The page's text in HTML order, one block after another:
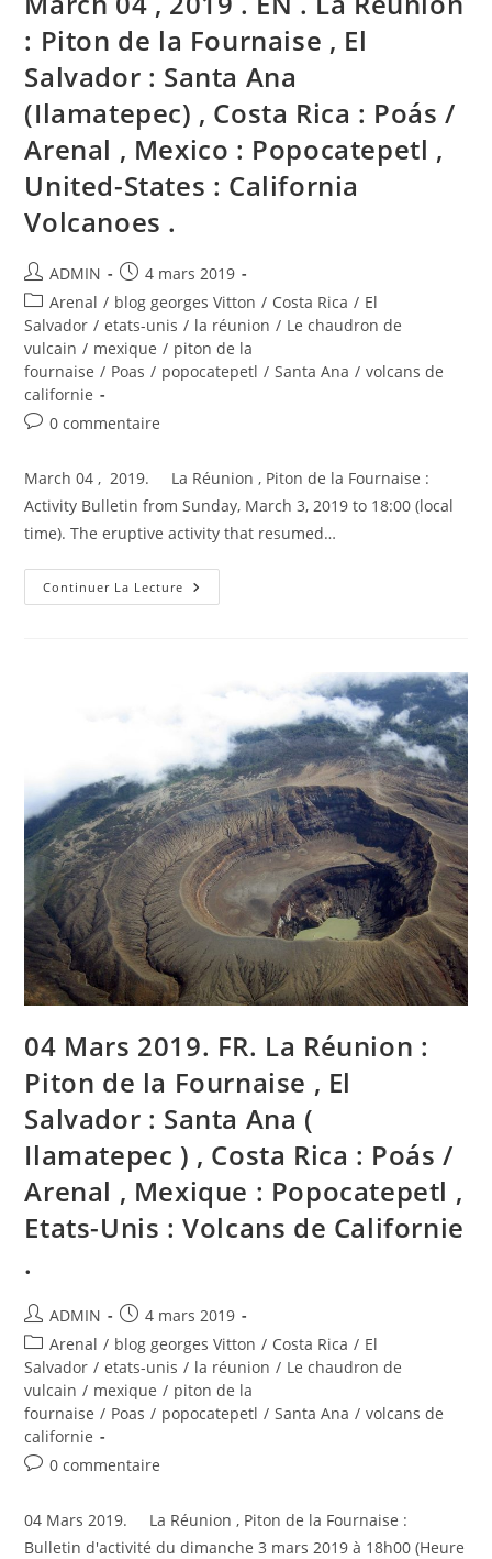
Unis
Volcans
De
Californie
.
: Piton de la Fournaise , El
Salvador : Santa Ana
(Ilamatepec) , Costa Rica : Poás /
Arenal , Mexico : Popocatepetl ,
United-States : California
Volcanoes .
Auteur/autrice
de
la
publication :
ADMIN
Publication
publiée :
4 mars 2019
Post
category:
Arenal / blog georges Vitton / Costa Rica / El
Salvador / etats-unis / la réunion / Le chaudron de
vulcain / mexique / piton de la
fournaise / Poas / popocatepetl / Santa Ana / volcans de
californie
Commentaires
la
publication :
0 commentaire
March 04 , 2019. La Réunion , Piton de la Fournaise :
Activity Bulletin from Sunday, March 3, 2019 to 18:00 (local
time). The eruptive activity that resumed…
Continuer La Lecture March
04
Piton
De
La
Fournaise
,
El
Salvador
:
Santa
Ana
(Ilamatepec)
,
Costa
Rica
:
Poás
/
Arenal
Mexico
:
,
United-
States
:
California
Volcanoes
.
04 Mars 2019. FR. La Réunion :
Piton de la Fournaise , El
Salvador : Santa Ana (
Ilamatepec ) , Costa Rica : Poás /
Arenal , Mexique : Popocatepetl ,
Etats-Unis : Volcans de Californie
.
Auteur/autrice
de
la
publication :
ADMIN
Publication
publiée :
4 mars 2019
Post
category:
Arenal / blog georges Vitton / Costa Rica / El
Salvador / etats-unis / la réunion / Le chaudron de
vulcain / mexique / piton de la
fournaise / Poas / popocatepetl / Santa Ana / volcans de
californie
Commentaires
publication :
0 commentaire
04 Mars 2019. La Réunion , Piton de la Fournaise :
Bulletin d'activité du dimanche 3 mars 2019 à 18h00 (Heure